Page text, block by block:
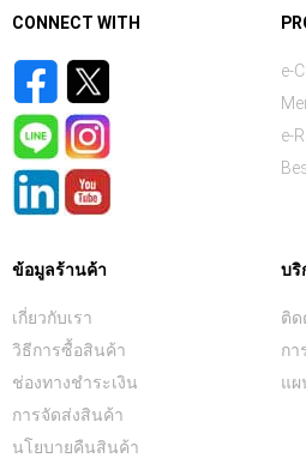
CONNECT WITH
e-
e-
ข้อมูลร้านค้า
เกี่ยวกับเรา
วิธีการซื้อสินค้า
ช่องทางชำระเงิน
การจัดส่งสินค้า
นโยบายคืนสินค้า
บริ
ติด
กา
แผ